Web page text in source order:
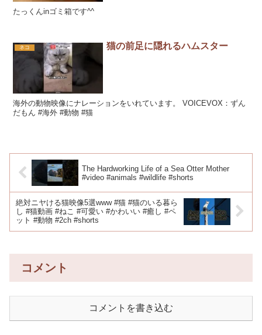
たっくんinゴミ箱です^^
ネコ 猫の前足に隠れるハムスター
海外の動物映像にナレーションをいれています。 VOICEVOX：ずん
だもん #海外 #動物 #猫
The Hardworking Life of a Sea Otter Mother
#video #animals #wildlife #shorts
絶対ニヤける猫映像5選www #猫 #猫のいる暮ら
し #猫動画 #ねこ #可愛い #かわいい #癒し #ペ
ット #動物 #2ch #shorts
コメント
コメントを書き込む